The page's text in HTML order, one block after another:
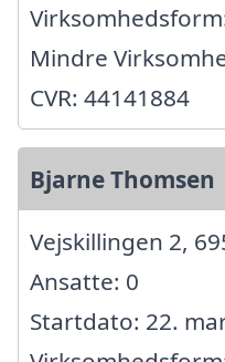
Mindre
CVR: 44141884
Bjarne Thomsen
Vejskillingen 2,
Ansatte: 0
Startdato: 22.